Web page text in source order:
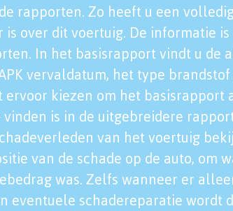
rapporten. Zo heeft u een
over dit voertuig. De informatie is
In het basisrapport vindt u de
vervaldatum, het type brandstof
kiezen om het basisrapport
is in de uitgebreidere
van het voertuig
van de schade op de auto, om
was. Zelfs wanneer er
eventuele schadereparatie wordt